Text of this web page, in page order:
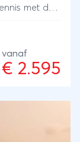
met de
vanaf
€ 2.595